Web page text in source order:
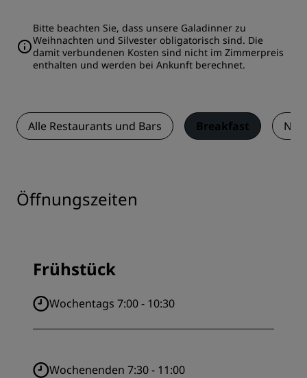
Bitte beachten Sie, dass unsere Galadinner zu
Weihnachten und Silvester obligatorisch sind. Die
damit verbundenen Kosten sind nicht im Zimmerpreis
enthalten und werden bei Ankunft berechnet.
Alle Restaurants und Bars Breakfast
Öffnungszeiten
Frühstück
Wochentags 7:00 - 10:30
Wochenenden 7:30 - 11:00